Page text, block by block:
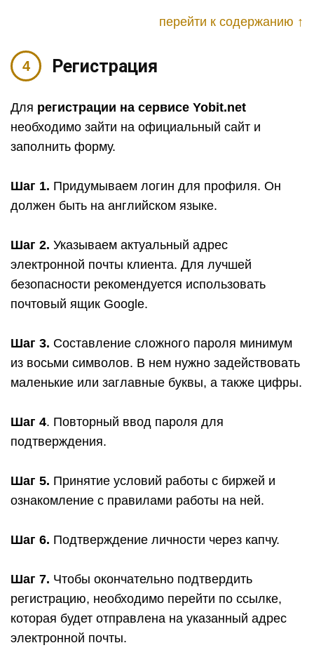
перейти к содержанию ↑
Регистрация
Для регистрации на сервисе Yobit.net
необходимо зайти на официальный сайт и
заполнить форму.
Шаг 1. Придумываем логин для профиля. Он
должен быть на английском языке.
Шаг 2. Указываем актуальный адрес
электронной почты клиента. Для лучшей
безопасности рекомендуется использовать
почтовый ящик Google.
Шаг 3. Составление сложного пароля минимум
из восьми символов. В нем нужно задействовать
маленькие или заглавные буквы, а также цифры.
Шаг 4. Повторный ввод пароля для
подтверждения.
Шаг 5. Принятие условий работы с биржей и
ознакомление с правилами работы на ней.
Шаг 6. Подтверждение личности через капчу.
Шаг 7. Чтобы окончательно подтвердить
регистрацию, необходимо перейти по ссылке,
которая будет отправлена на указанный адрес
электронной почты.